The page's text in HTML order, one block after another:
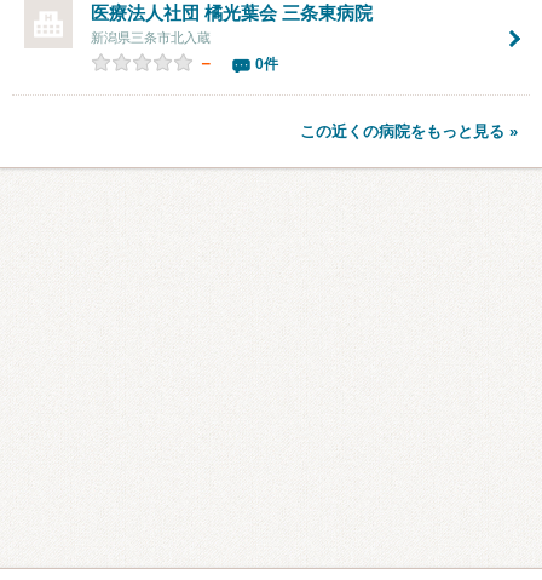
医療法人社団 橘光葉会 三条東病院
新潟県三条市北入蔵
－ 0件
この近くの病院をもっと見る »